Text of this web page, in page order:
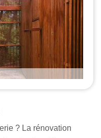
? La rénovation